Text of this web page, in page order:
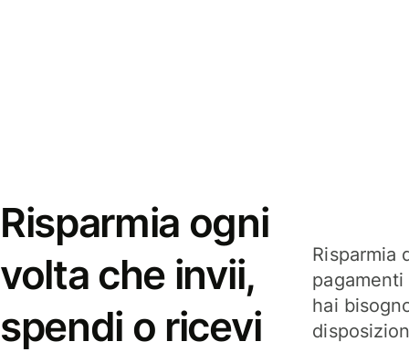
Risparmia ogni
volta che invii,
spendi o ricevi
Risparmia
hai